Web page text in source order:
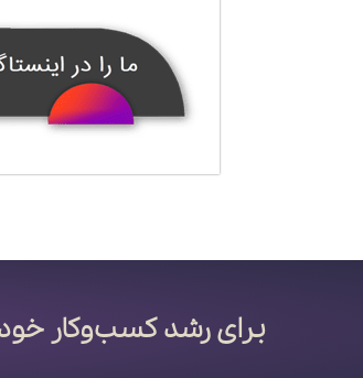
برای رشد کسب‌وکار خود